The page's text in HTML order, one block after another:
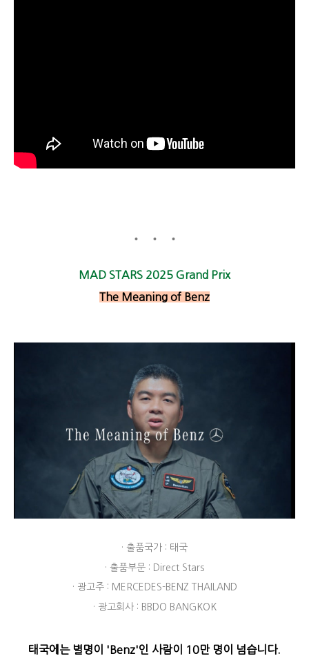
MAD STARS 2025 Grand Prix
The Meaning of Benz
· 출품국가 : 태국
· 출품부문 : Direct Stars
· 광고주 : MERCEDES-BENZ THAILAND
· 광고회사 : BBDO BANGKOK
태국에는 별명이 'Benz'인 사람이 10만 명이 넘습니다.